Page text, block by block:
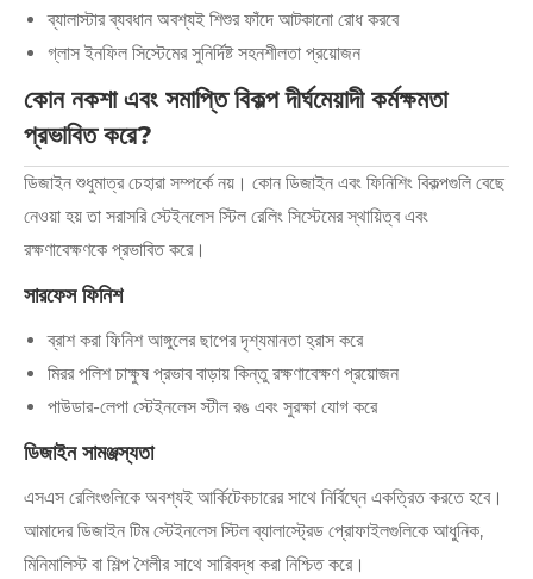
ব্যালাস্টার ব্যবধান অবশ্যই শিশুর ফাঁদে আটকানো রোধ করবে
গ্লাস ইনফিল সিস্টেমের সুনির্দিষ্ট সহনশীলতা প্রয়োজন
কোন নকশা এবং সমাপ্তি বিকল্প দীর্ঘমেয়াদী কর্মক্ষমতা
প্রভাবিত করে?
ডিজাইন শুধুমাত্র চেহারা সম্পর্কে নয়। কোন ডিজাইন এবং ফিনিশিং বিকল্পগুলি বেছে
নেওয়া হয় তা সরাসরি স্টেইনলেস স্টিল রেলিং সিস্টেমের স্থায়িত্ব এবং
রক্ষণাবেক্ষণকে প্রভাবিত করে।
সারফেস ফিনিশ
ব্রাশ করা ফিনিশ আঙ্গুলের ছাপের দৃশ্যমানতা হ্রাস করে
মিরর পলিশ চাক্ষুষ প্রভাব বাড়ায় কিন্তু রক্ষণাবেক্ষণ প্রয়োজন
পাউডার-লেপা স্টেইনলেস স্টীল রঙ এবং সুরক্ষা যোগ করে
ডিজাইন সামঞ্জস্যতা
এসএস রেলিংগুলিকে অবশ্যই আর্কিটেকচারের সাথে নির্বিঘ্নে একত্রিত করতে হবে।
আমাদের ডিজাইন টিম স্টেইনলেস স্টিল ব্যালাস্ট্রেড প্রোফাইলগুলিকে আধুনিক,
মিনিমালিস্ট বা শিল্প শৈলীর সাথে সারিবদ্ধ করা নিশ্চিত করে।